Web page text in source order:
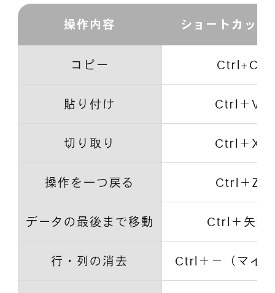
操作内容 ショートカット
コピー Ctrl+C
貼り付け Ctrl＋V
切り取り Ctrl＋X
操作を一つ戻る Ctrl＋Z
データの最後まで移動 Ctrl＋矢印
行・列の消去 Ctrl＋－（マイ